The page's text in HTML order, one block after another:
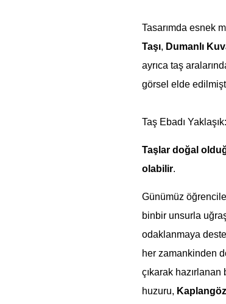
Tasarımda esnek
Taşı, Dumanlı
ayrıca taş
görsel elde
Taş Ebadı
Taşlar doğal
olabilir.
Günümüz
binbir unsurla
odaklanmaya
her zamankinden
çıkarak
huzuru,